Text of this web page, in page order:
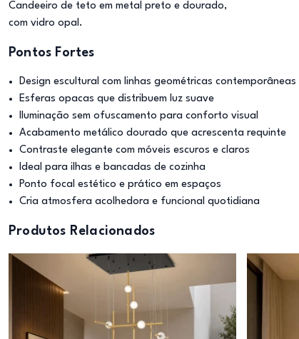
Candeeiro de teto em metal preto e dourado,
com vidro opal.
Pontos Fortes
Design escultural com linhas geométricas contemporâneas
Esferas opacas que distribuem luz suave
Iluminação sem ofuscamento para conforto visual
Acabamento metálico dourado que acrescenta requinte
Contraste elegante com móveis escuros e claros
Ideal para ilhas e bancadas de cozinha
Ponto focal estético e prático em espaços
Cria atmosfera acolhedora e funcional quotidiana
Produtos Relacionados